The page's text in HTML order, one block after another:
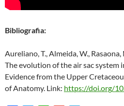
Bibliografia:
Aureliano, T., Almeida, W.,
The evolution of the air sac system
Evidence from the Upper
of Anatomy. Link: https://doi.org/